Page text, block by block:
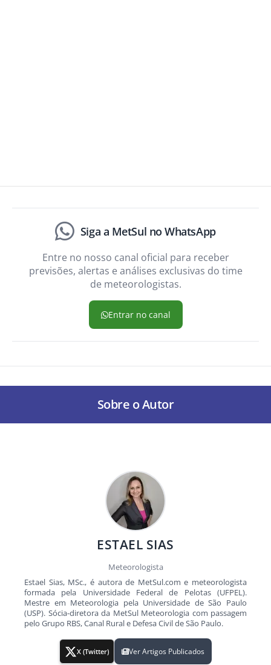
Siga a MetSul no WhatsApp
Entre no nosso canal oficial para receber
previsões, alertas e análises exclusivas do time
de meteorologistas.
Entrar no canal
Sobre o Autor
ESTAEL SIAS
Meteorologista
Estael Sias, MSc., é autora de MetSul.com e meteorologista
formada pela Universidade Federal de Pelotas (UFPEL).
Mestre em Meteorologia pela Universidade de São Paulo
(USP). Sócia-diretora da MetSul Meteorologia com passagem
pelo Grupo RBS, Canal Rural e Defesa Civil de São Paulo.
X (Twitter) Ver Artigos Publicados